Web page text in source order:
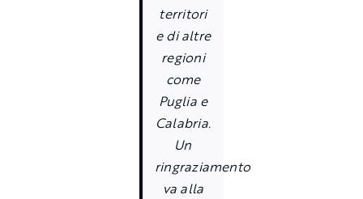
territori
e di altre
regioni
come
Puglia e
Calabria.
Un
ringraziamento
va alla